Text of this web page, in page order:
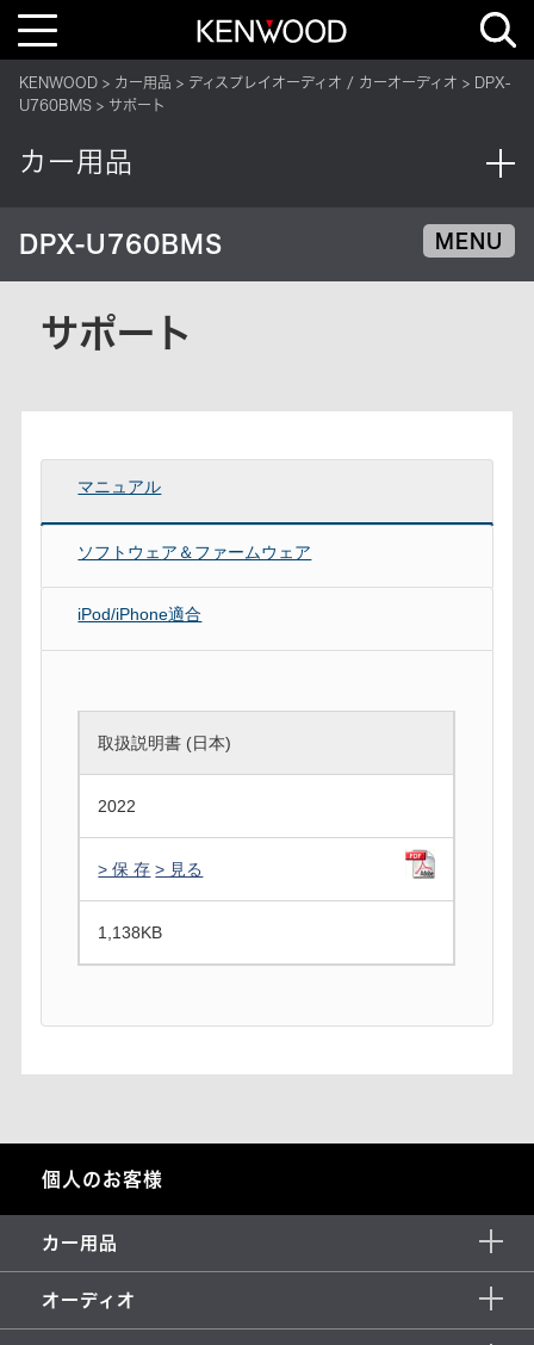
T
l
e
v
i
i
o
KENWOOD カー用品 ディスプレイオーディオ / カーオーディオ
DPX-
U760BMS
サポート
カー用品
DPX-U760BMS MENU
サポート
マニュアル
ソフトウェア＆ファームウェア
iPod/iPhone適合
取扱説明書 (日本)
2022
> 保 存 > 見る
1,138KB
個人のお客様
カー用品
オーディオ